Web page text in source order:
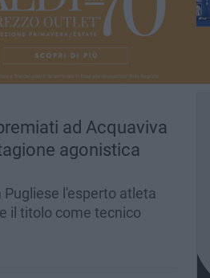
ad Acquaviva
agonistica
l'esperto atleta
il titolo come tecnico